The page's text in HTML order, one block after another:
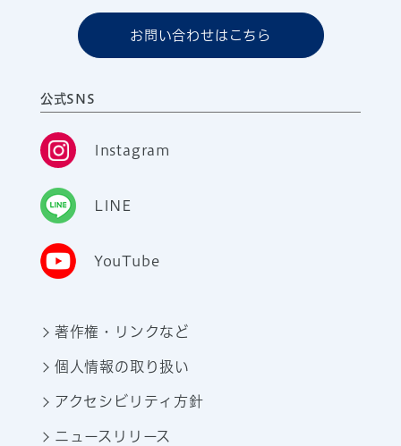
お問い合わせはこちら
公式SNS
Instagram
LINE
YouTube
著作権・リンクなど
個人情報の取り扱い
アクセシビリティ方針
ニュースリリース